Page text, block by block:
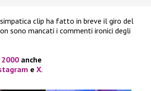
clip ha fatto in breve il giro del
sono mancati i commenti ironici degli
anche
e X.